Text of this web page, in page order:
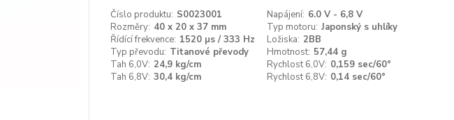
Číslo produktu: S0023001 Napájení: 6.0 V - 6,8 V
Rozměry: 40 x 20 x 37 mm Typ motoru: Japonský s uhlíky
Řídící frekvence: 1520 µs / 333 Hz Ložiska: 2BB
Typ převodu: Titanové převody Hmotnost: 57,44 g
Tah 6,0V: 24,9 kg/cm Rychlost 6,0V: 0,159 sec/60°
Tah 6,8V: 30,4 kg/cm Rychlost 6,8V: 0,14 sec/60°